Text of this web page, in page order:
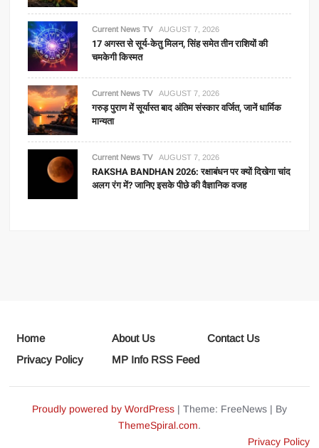
Current News TV AUGUST 7, 2026
17 अगस्त से सूर्य-केतु मिलन, सिंह समेत तीन राशियों की
चमकेगी किस्मत
Current News TV AUGUST 7, 2026
गरुड़ पुराण में सूर्यास्त बाद अंतिम संस्कार वर्जित, जानें धार्मिक
मान्यता
Current News TV AUGUST 7, 2026
RAKSHA BANDHAN 2026: रक्षाबंधन पर क्यों दिखेगा चांद
अलग रंग में? जानिए इसके पीछे की वैज्ञानिक वजह
Home About Us
Contact Us
Privacy Policy
MP Info RSS Feed
Proudly powered by WordPress | Theme: FreeNews | By
ThemeSpiral.com.
Privacy Policy